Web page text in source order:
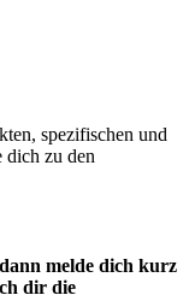
spezifischen und
dich zu den
melde dich kurz
dir die